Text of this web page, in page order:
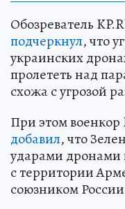
Обозреватель
подчеркнул, что
украинских
пролететь над
схожа с угрозой
При этом военкор
добавил, что
ударами дронами
с территории
союзником